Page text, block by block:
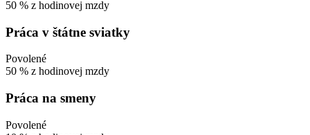
50 % z hodinovej mzdy
Práca v štátne sviatky
Povolené
50 % z hodinovej mzdy
Práca na smeny
Povolené